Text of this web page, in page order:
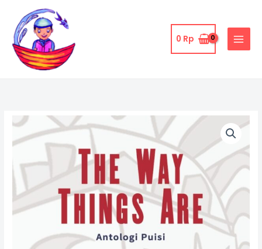
content
0 Rp
The
Way
Are:
Antologi
Puisi
quantity